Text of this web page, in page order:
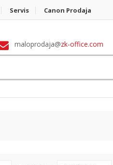
Servis Canon Prodaja
maloprodaja@zk-office.com